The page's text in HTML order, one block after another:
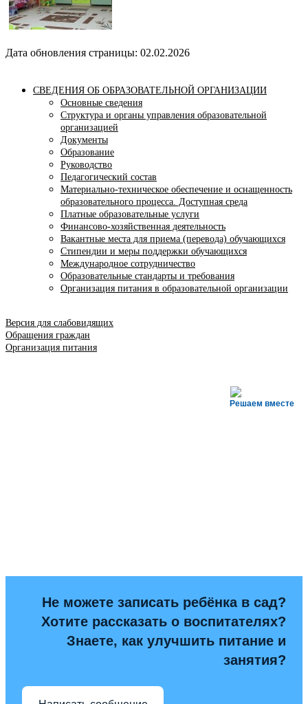
Дата обновления страницы: 02.02.2026
СВЕДЕНИЯ ОБ ОБРАЗОВАТЕЛЬНОЙ ОРГАНИЗАЦИИ
Основные сведения
Структура и органы управления образовательной
организацией
Документы
Образование
Руководство
Педагогический состав
Материально-техническое обеспечение и оснащенность
образовательного процесса. Доступная среда
Платные образовательные услуги
Финансово-хозяйственная деятельность
Вакантные места для приема (перевода) обучающихся
Стипендии и меры поддержки обучающихся
Международное сотрудничество
Образовательные стандарты и требования
Организация питания в образовательной организации
Версия для слабовидящих
Обращения граждан
Организация питания
Решаем вместе
Не можете записать ребёнка в сад?
Хотите рассказать о воспитателях?
Знаете, как улучшить питание и
занятия?